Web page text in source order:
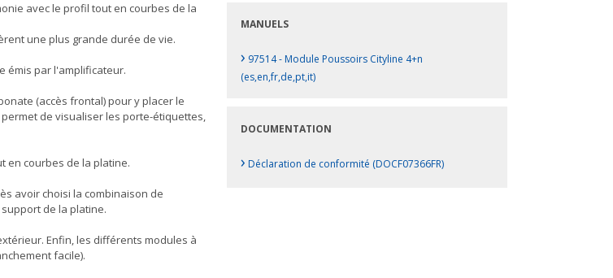
avec le profil tout en courbes de la
une plus grande durée de vie.
émis par l'amplificateur.
(accès frontal) pour y placer le
de visualiser les porte-étiquettes,
en courbes de la platine.
avoir choisi la combinaison de
de la platine.
Enfin, les différents modules à
facile).
MANUELS
› 97514 - Module Poussoirs Cityline 4+n
(es,en,fr,de,pt,it)
DOCUMENTATION
› Déclaration de conformité (DOCF07366FR)